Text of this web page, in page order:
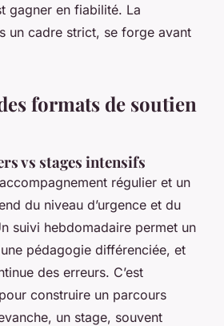
gagner en fiabilité. La
un cadre strict, se forge avant
formats de soutien
vs stages intensifs
régulier et un
du niveau d’urgence et du
suivi hebdomadaire permet un
pédagogie différenciée, et
des erreurs. C’est
construire un parcours
un stage, souvent